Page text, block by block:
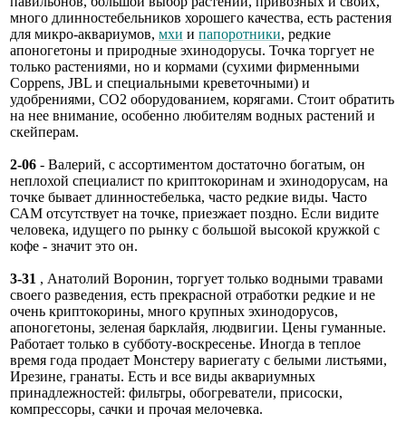
много длинностебельников хорошего качества, есть растения
для микро-аквариумов, мхи и папоротники, редкие
апоногетоны и природные эхинодорусы. Точка торгует не
только растениями, но и кормами (сухими фирменными
Coppens, JBL и специальными креветочными) и
удобрениями, СО2 оборудованием, корягами. Стоит обратить
на нее внимание, особенно любителям водных растений и
скейперам.
2-06 - Валерий, с ассортиментом достаточно богатым, он
неплохой специалист по криптокоринам и эхинодорусам, на
точке бывает длинностебелька, часто редкие виды. Часто
САМ отсутствует на точке, приезжает поздно. Если видите
человека, идущего по рынку с большой высокой кружкой с
кофе - значит это он.
3-31 , Анатолий Воронин, торгует только водными травами
своего разведения, есть прекрасной отработки редкие и не
очень криптокорины, много крупных эхинодорусов,
апоногетоны, зеленая барклайя, людвигии. Цены гуманные.
Работает только в субботу-воскресенье. Иногда в теплое
время года продает Монстеру вариегату с белыми листьями,
Ирезине, гранаты. Есть и все виды аквариумных
принадлежностей: фильтры, обогреватели, присоски,
компрессоры, сачки и прочая мелочевка.